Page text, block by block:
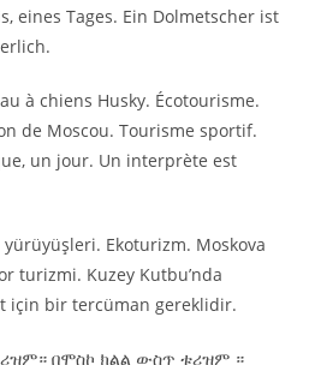
eines Tages. Ein Dolmetscher ist
à chiens Husky. Écotourisme.
de Moscou. Tourisme sportif.
un jour. Un interprète est
yürüyüşleri. Ekoturizm. Moskova
turizmi. Kuzey Kutbu’nda
için bir tercüman gereklidir.
በሞስኮ ክልል ውስጥ ቱሪዝም ።